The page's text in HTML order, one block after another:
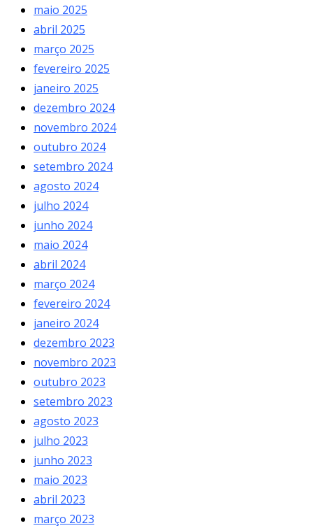
maio 2025
abril 2025
março 2025
fevereiro 2025
janeiro 2025
dezembro 2024
novembro 2024
outubro 2024
setembro 2024
agosto 2024
julho 2024
junho 2024
maio 2024
abril 2024
março 2024
fevereiro 2024
janeiro 2024
dezembro 2023
novembro 2023
outubro 2023
setembro 2023
agosto 2023
julho 2023
junho 2023
maio 2023
abril 2023
março 2023